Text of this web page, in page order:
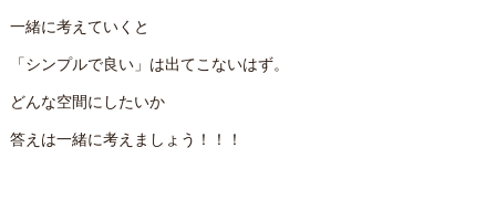
一緒に考えていくと
「シンプルで良い」は出てこないはず。
どんな空間にしたいか
答えは一緒に考えましょう！！！